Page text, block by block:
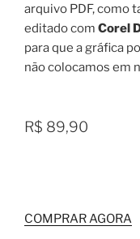
arquivo PDF, como
editado com Corel
para que a gráfica
não colocamos em
R$ 89,90
COMPRAR AGORA